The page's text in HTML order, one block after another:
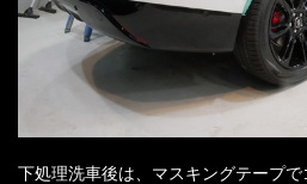
下処理洗車後は、マスキングテープ